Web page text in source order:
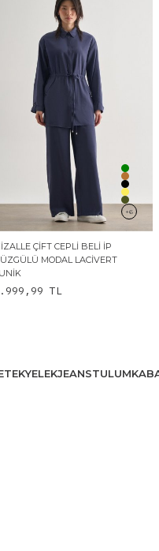
+6
ÇIFT CEPLI BELI İP
MODAL LACIVERT
TL
YELEKJEANSTULUM